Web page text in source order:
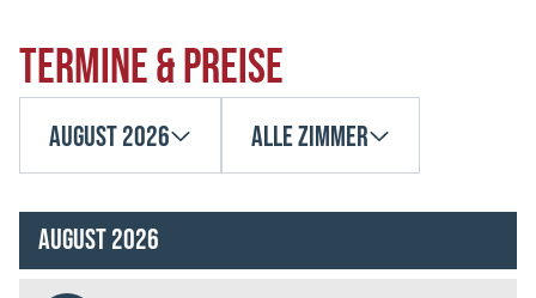
Termine & Preise
August 2026 Alle Zimmer
August 2026